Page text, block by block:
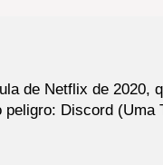
de Netflix de 2020,
Discord (Uma